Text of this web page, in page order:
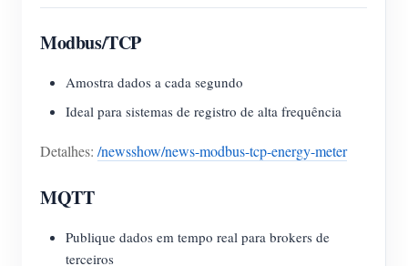
Modbus/TCP
Amostra dados a cada segundo
Ideal para sistemas de registro de alta frequência
Detalhes: /newsshow/news-modbus-tcp-energy-meter
MQTT
Publique dados em tempo real para brokers de
terceiros